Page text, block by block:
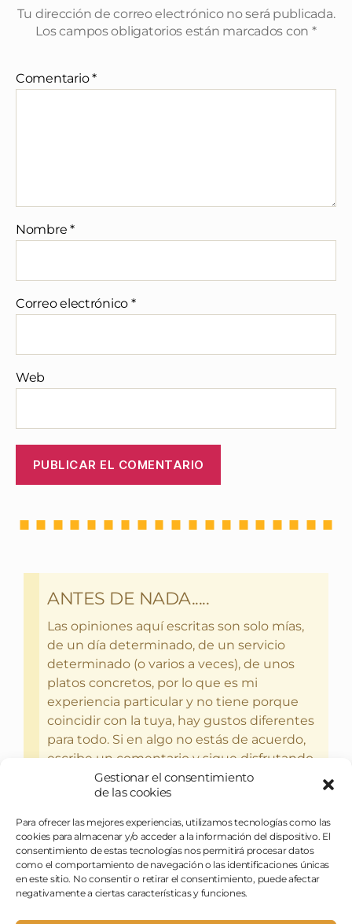
Gestionar el consentimiento
de las cookies
Para ofrecer las mejores experiencias, utilizamos tecnologías como las
cookies para almacenar y/o acceder a la información del dispositivo. El
consentimiento de estas tecnologías nos permitirá procesar datos
como el comportamiento de navegación o las identificaciones únicas
en este sitio. No consentir o retirar el consentimiento, puede afectar
negativamente a ciertas características y funciones.
Tu dirección de correo electrónico no será publicada.
Los campos obligatorios están marcados con *
Comentario*
Nombre*
Correo electrónico *
Web
ANTES DE NADA.....
Las opiniones aquí escritas son solo mías,
de un día determinado, de un servicio
determinado (o varios a veces), de unos
platos concretos, por lo que es mi
experiencia particular y no tiene porque
coincidir con la tuya, hay gustos diferentes
para todo. Si en algo no estás de acuerdo,
escribe un comentario y sigue disfrutando
del bebercio y el glotoneo.